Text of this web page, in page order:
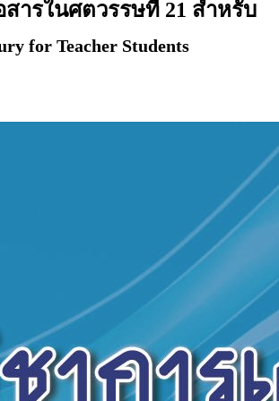
ารในศตวรรษที่ 21 สำหรับ
for Teacher Students